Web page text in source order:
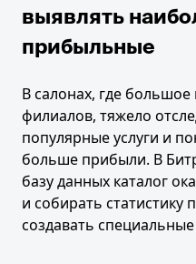
выявлять
прибыльные
В салонах, где большое
филиалов, тяжело
популярные услуги и
больше прибыли. В
базу данных каталог
и собирать статистику
создавать